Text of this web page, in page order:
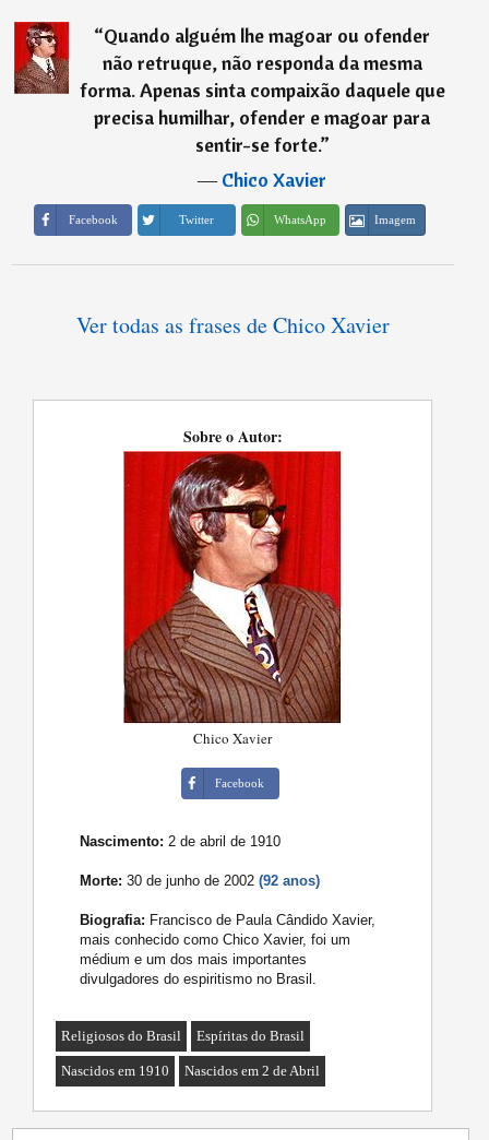
“Quando alguém lhe magoar ou ofender
não retruque, não responda da mesma
forma. Apenas sinta compaixão daquele que
precisa humilhar, ofender e magoar para
sentir-se forte.”
―Chico Xavier
Facebook Twitter WhatsApp Imagem
Ver todas as frases de Chico Xavier
Sobre o Autor:
Chico Xavier
Facebook
Nascimento: 2 de abril de 1910
Morte: 30 de junho de 2002(92 anos)
Biografia: Francisco de Paula Cândido Xavier,
mais conhecido como Chico Xavier, foi um
médium e um dos mais importantes
divulgadores do espiritismo no Brasil.
Religiosos do Brasil Espíritas do Brasil
Nascidos em 1910 Nascidos em 2 de Abril